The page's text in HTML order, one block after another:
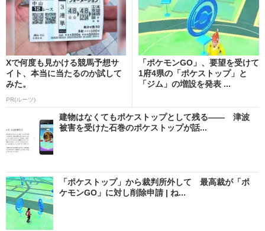
Xで何度も見かける競馬予想サ
イト、本当に当たるのか試して
みた。
PR(ルーツ)
「ポケモンGO」、要望を受けて
1府4県の「ポケストップ」と
「ジム」の増設を発表 ...
建物はなくてもポケストップとして残る―― 津波
被害を受けた石巻のポケストップが話...
「ポケストップ」から裁判所外して 最高裁が「ポ
ケモンGO」に対し削除申請 | ね...